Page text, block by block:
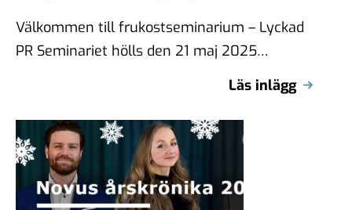
Välkommen till frukostseminarium – Lyckad
PR Seminariet hölls den 21 maj 2025
Läs inlägg